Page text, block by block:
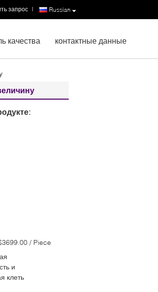
Russian
запрос |
качества контактные данные
/ Piece
и
клеть